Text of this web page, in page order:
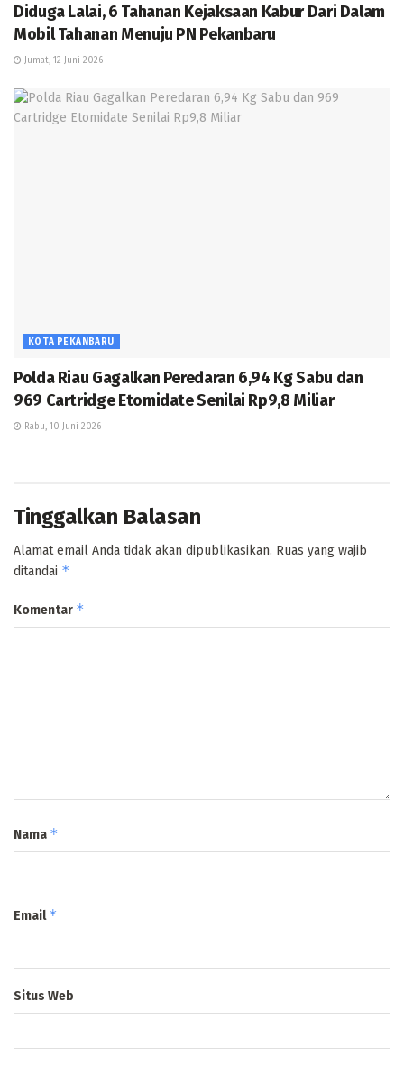
Diduga Lalai, 6 Tahanan Kejaksaan Kabur Dari Dalam
Mobil Tahanan Menuju PN Pekanbaru
Jumat, 12 Juni 2026
KOTA PEKANBARU
Polda Riau Gagalkan Peredaran 6,94 Kg Sabu dan
969 Cartridge Etomidate Senilai Rp9,8 Miliar
Rabu, 10 Juni 2026
Tinggalkan Balasan
Alamat email Anda tidak akan dipublikasikan. Ruas yang wajib
ditandai *
Komentar *
Nama *
Email*
Situs Web